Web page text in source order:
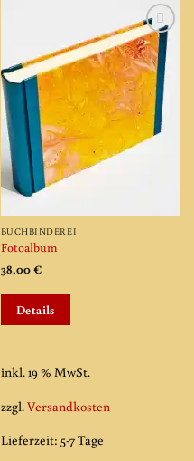
Add to
wishlist
BUCHBINDEREI
Fotoalbum
38,00€
Details
inkl. 19 % MwSt.
zzgl.Versandkosten
Lieferzeit: 5-7 Tage